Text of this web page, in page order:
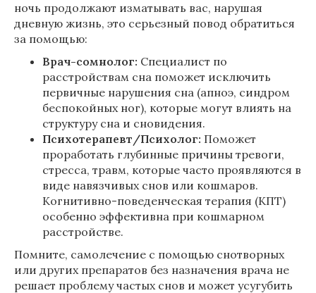
ночь продолжают изматывать вас, нарушая
дневную жизнь, это серьезный повод обратиться
за помощью:
Врач-сомнолог: Специалист по
расстройствам сна поможет исключить
первичные нарушения сна (апноэ, синдром
беспокойных ног), которые могут влиять на
структуру сна и сновидения.
Психотерапевт/Психолог: Поможет
проработать глубинные причины тревоги,
стресса, травм, которые часто проявляются в
виде навязчивых снов или кошмаров.
Когнитивно-поведенческая терапия (КПТ)
особенно эффективна при кошмарном
расстройстве.
Помните, самолечение с помощью снотворных
или других препаратов без назначения врача не
решает проблему частых снов и может усугубить